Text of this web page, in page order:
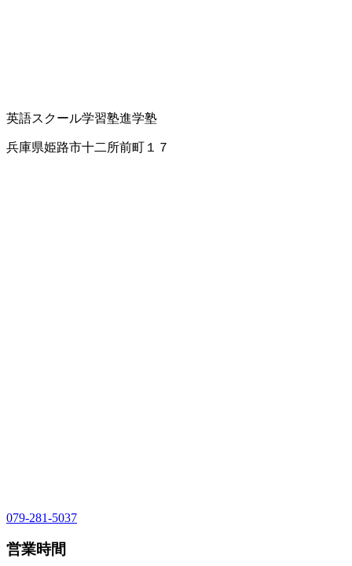
英語スクール学習塾進学塾
兵庫県姫路市十二所前町１７
079-281-5037
営業時間